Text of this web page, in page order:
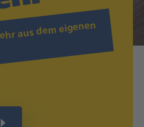
aus dem eigenen